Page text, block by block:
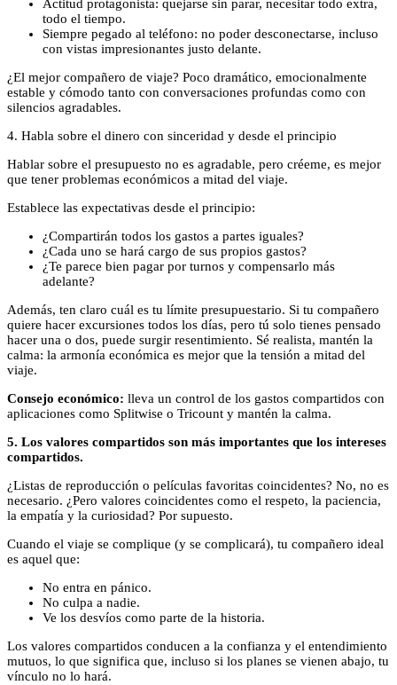
Actitud protagonista: quejarse sin parar, necesitar todo extra,
todo el tiempo.
Siempre pegado al teléfono: no poder desconectarse, incluso
con vistas impresionantes justo delante.
¿El mejor compañero de viaje? Poco dramático, emocionalmente
estable y cómodo tanto con conversaciones profundas como con
silencios agradables.
4. Habla sobre el dinero con sinceridad y desde el principio
Hablar sobre el presupuesto no es agradable, pero créeme, es mejor
que tener problemas económicos a mitad del viaje.
Establece las expectativas desde el principio:
¿Compartirán todos los gastos a partes iguales?
¿Cada uno se hará cargo de sus propios gastos?
¿Te parece bien pagar por turnos y compensarlo más
adelante?
Además, ten claro cuál es tu límite presupuestario. Si tu compañero
quiere hacer excursiones todos los días, pero tú solo tienes pensado
hacer una o dos, puede surgir resentimiento. Sé realista, mantén la
calma: la armonía económica es mejor que la tensión a mitad del
viaje.
Consejo económico: lleva un control de los gastos compartidos con
aplicaciones como Splitwise o Tricount y mantén la calma.
5. Los valores compartidos son más importantes que los intereses
compartidos.
¿Listas de reproducción o películas favoritas coincidentes? No, no es
necesario. ¿Pero valores coincidentes como el respeto, la paciencia,
la empatía y la curiosidad? Por supuesto.
Cuando el viaje se complique (y se complicará), tu compañero ideal
es aquel que:
No entra en pánico.
No culpa a nadie.
Ve los desvíos como parte de la historia.
Los valores compartidos conducen a la confianza y el entendimiento
mutuos, lo que significa que, incluso si los planes se vienen abajo, tu
vínculo no lo hará.